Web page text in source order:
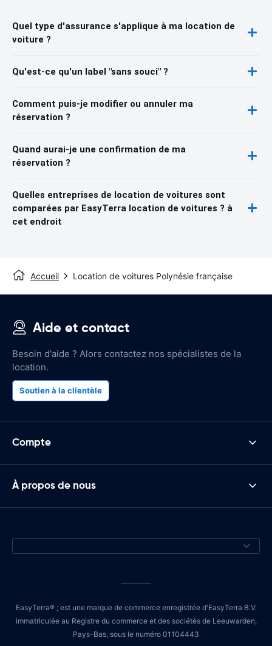
Quel type d'assurance s'applique à ma location de
voiture ?
Qu'est-ce qu'un label "sans souci" ?
Comment puis-je modifier ou annuler ma
réservation ?
Quand aurai-je une confirmation de ma
réservation ?
Quelles entreprises de location de voitures sont
comparées par EasyTerra location de voitures ? à
cet endroit
Accueil Location de voitures Polynésie française
Aide et contact
Besoin d'aide ? Alors contactez nos spécialistes de la
location.
Soutien à la clientèle
Compte
À propos de nous
EasyTerra® ; est une marque de commerce enregistrée d'EasyTerra B.V.
immatriculée au Registre du commerce et des sociétés de Leeuwarden,
Pays-Bas, sous le numéro 01104443